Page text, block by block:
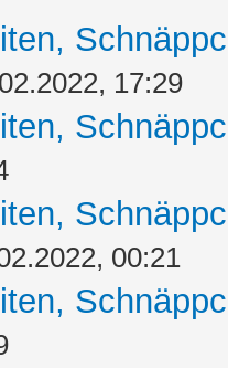
17:29
00:21